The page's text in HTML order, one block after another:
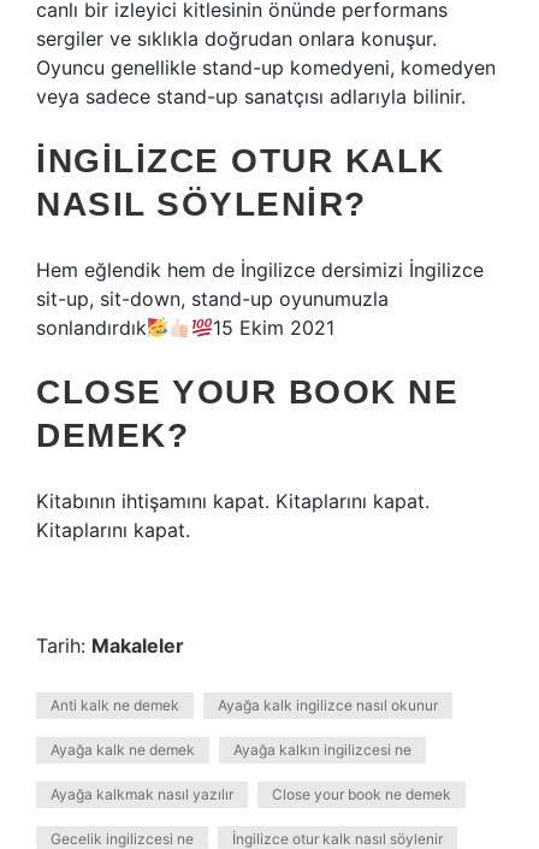
canlı bir izleyici kitlesinin önünde performans
sergiler ve sıklıkla doğrudan onlara konuşur.
Oyuncu genellikle stand-up komedyeni, komedyen
veya sadece stand-up sanatçısı adlarıyla bilinir.
İNGILIZCE OTUR KALK
NASIL SÖYLENIR?
Hem eğlendik hem de İngilizce dersimizi İngilizce
sit-up, sit-down, stand-up oyunumuzla
sonlandırdık
15 Ekim 2021
CLOSE YOUR BOOK NE
DEMEK?
Kitabının ihtişamını kapat. Kitaplarını kapat.
Kitaplarını kapat.
Tarih: Makaleler
Anti kalk ne demek Ayağa kalk ingilizce nasıl okunur
Ayağa kalk ne demek Ayağa kalkın ingilizcesi ne
Ayağa kalkmak nasıl yazılır Close your book ne demek
Gecelik ingilizcesi ne İngilizce otur kalk nasıl söylenir